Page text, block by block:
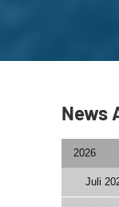
News
2026
Juli